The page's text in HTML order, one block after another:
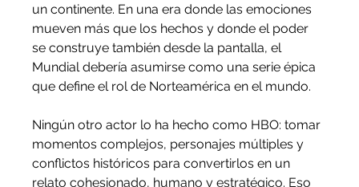
un continente. En una era donde las emociones
mueven más que los hechos y donde el poder
se construye también desde la pantalla, el
Mundial debería asumirse como una serie épica
que define el rol de Norteamérica en el mundo.
Ningún otro actor lo ha hecho como HBO: tomar
momentos complejos, personajes múltiples y
conflictos históricos para convertirlos en un
relato cohesionado, humano y estratégico. Eso